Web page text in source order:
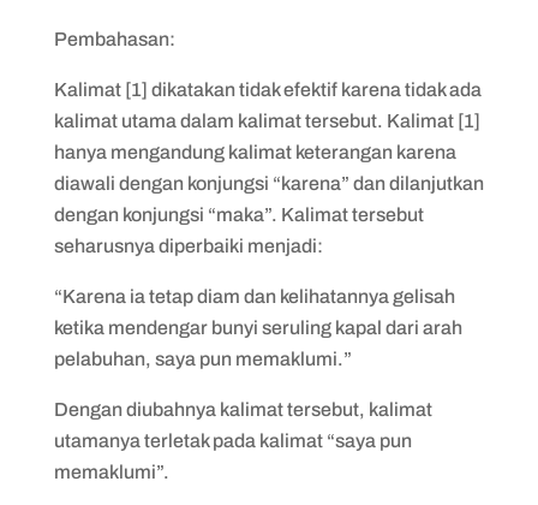
Pembahasan:
Kalimat [1] dikatakan tidak efektif karena tidak ada
kalimat utama dalam kalimat tersebut. Kalimat [1]
hanya mengandung kalimat keterangan karena
diawali dengan konjungsi “karena” dan dilanjutkan
dengan konjungsi “maka”. Kalimat tersebut
seharusnya diperbaiki menjadi:
“Karena ia tetap diam dan kelihatannya gelisah
ketika mendengar bunyi seruling kapal dari arah
pelabuhan, saya pun memaklumi.”
Dengan diubahnya kalimat tersebut, kalimat
utamanya terletak pada kalimat “saya pun
memaklumi”.